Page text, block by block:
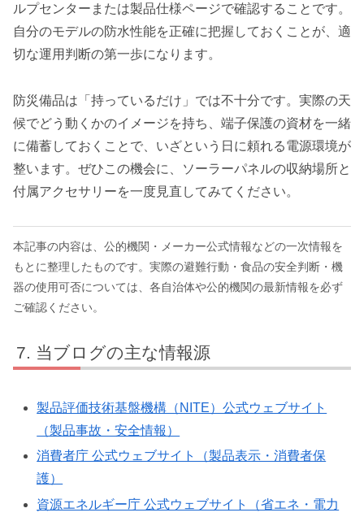
ルプセンターまたは製品仕様ページで確認することです。
自分のモデルの防水性能を正確に把握しておくことが、適
切な運用判断の第一歩になります。
防災備品は「持っているだけ」では不十分です。実際の天
候でどう動くかのイメージを持ち、端子保護の資材を一緒
に備蓄しておくことで、いざという日に頼れる電源環境が
整います。ぜひこの機会に、ソーラーパネルの収納場所と
付属アクセサリーを一度見直してみてください。
本記事の内容は、公的機関・メーカー公式情報などの一次情報を
もとに整理したものです。実際の避難行動・食品の安全判断・機
器の使用可否については、各自治体や公的機関の最新情報を必ず
ご確認ください。
当ブログの主な情報源
製品評価技術基盤機構（NITE）公式ウェブサイト
（製品事故・安全情報）
消費者庁 公式ウェブサイト（製品表示・消費者保
護）
資源エネルギー庁 公式ウェブサイト（省エネ・電力